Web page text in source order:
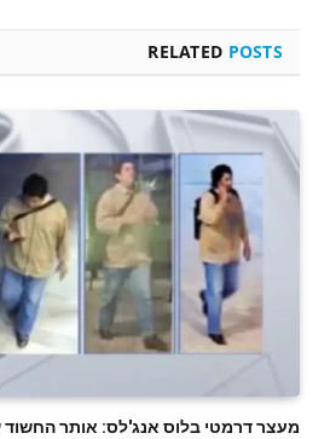
RELATED POSTS
מעצר דרמטי בלוס אנג'לס: אותר